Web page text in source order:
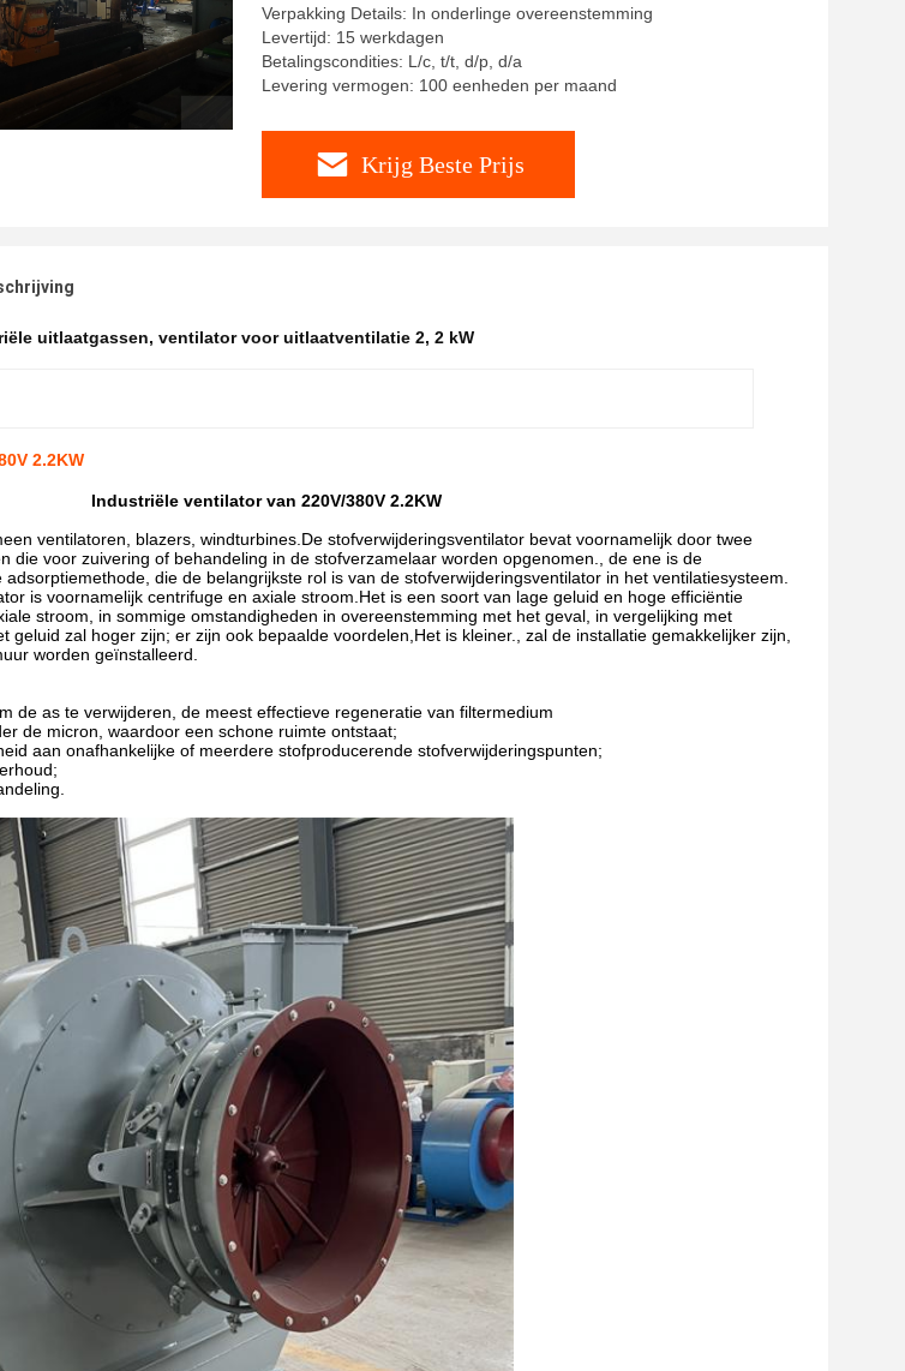
Verpakking Details: In onderlinge overeenstemming
Levertijd: 15 werkdagen
Betalingscondities: L/c, t/t, d/p, d/a
Levering vermogen: 100 eenheden per maand
Krijg Beste Prijs
uitlaatgassen, ventilator voor uitlaatventilatie 2, 2 kW
2.2KW
Industriële ventilator van 220V/380V 2.2KW
ventilatoren, blazers, windturbines.De stofverwijderingsventilator bevat voornamelijk door twee
die voor zuivering of behandeling in de stofverzamelaar worden opgenomen., de ene is de
die de belangrijkste rol is van de stofverwijderingsventilator in het ventilatiesysteem.
is voornamelijk centrifuge en axiale stroom.Het is een soort van lage geluid en hoge efficiëntie
stroom, in sommige omstandigheden in overeenstemming met het geval, in vergelijking met
geluid zal hoger zijn; er zijn ook bepaalde voordelen,Het is kleiner., zal de installatie gemakkelijker zijn,
worden geïnstalleerd.
de as te verwijderen, de meest effectieve regeneratie van filtermedium
de micron, waardoor een schone ruimte ontstaat;
aan onafhankelijke of meerdere stofproducerende stofverwijderingspunten;